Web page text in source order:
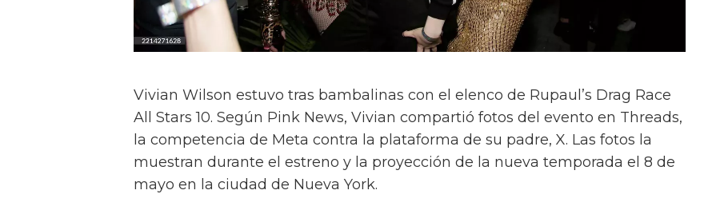
Vivian Wilson estuvo tras bambalinas con el elenco de Rupaul’s Drag Race
All Stars 10. Según Pink News, Vivian compartió fotos del evento en Threads,
la competencia de Meta contra la plataforma de su padre, X. Las fotos la
muestran durante el estreno y la proyección de la nueva temporada el 8 de
mayo en la ciudad de Nueva York.